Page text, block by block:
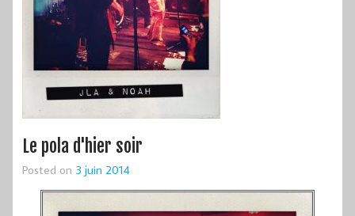
Le pola d'hier soir
Posted on 3 juin 2014